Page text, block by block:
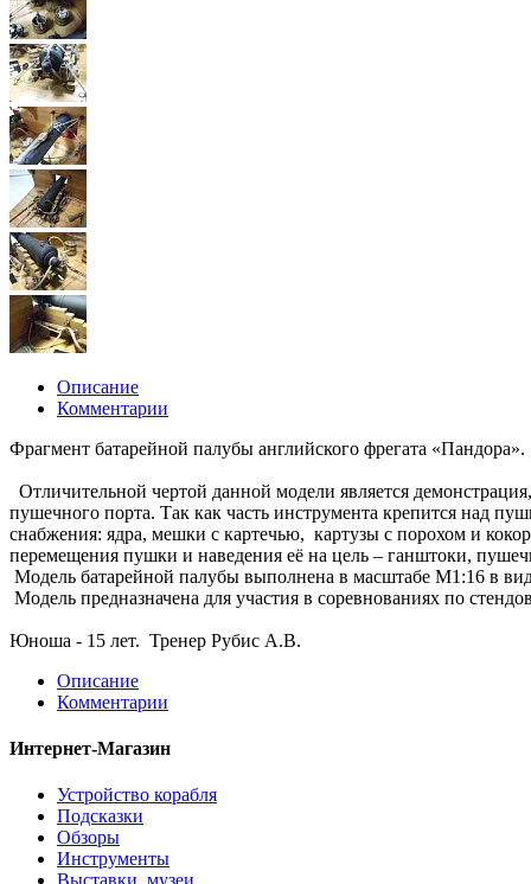
Описание
Комментарии
Фрагмент батарейной палубы английского фрегата «Пандора».
Отличительной чертой данной модели является
пушечного порта. Так как часть инструмента крепится над
снабжения: ядра, мешки с картечью, картузы с порохом и
перемещения пушки и наведения её на цель – ганштоки,
Модель батарейной палубы выполнена в масштабе М1:16 в
Модель предназначена для участия в соревнованиях по
Юноша - 15 лет. Тренер Рубис А.В.
Описание
Комментарии
Интернет-Магазин
Устройство корабля
Подсказки
Обзоры
Инструменты